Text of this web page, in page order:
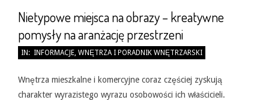
Nietypowe miejsca na obrazy – kreatywne
pomysły na aranżację przestrzeni
2026-
31
IN: INFORMACJE WNĘTRZA I PORADNIK WNĘTRZARSKI
Wnętrza mieszkalne i komercyjne coraz częściej zyskują
charakter wyrazistego wyrazu osobowości ich właścicieli.